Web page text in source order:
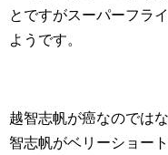
とですがスーパーフラ
ようです。
越智志帆が癌なのでは
智志帆がベリーショー